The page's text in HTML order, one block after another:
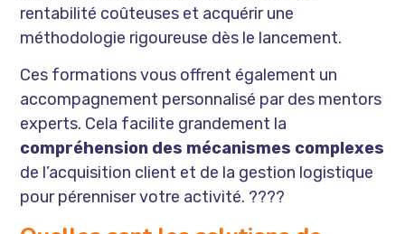
rentabilité coûteuses et acquérir une
méthodologie rigoureuse dès le lancement.
Ces formations vous offrent également un
accompagnement personnalisé par des mentors
experts. Cela facilite grandement la
compréhension des mécanismes complexes
de l’acquisition client et de la gestion logistique
pour pérenniser votre activité. ????